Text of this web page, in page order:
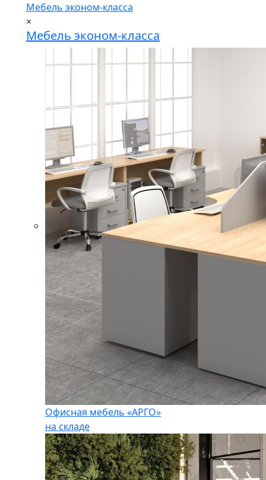
Мебель эконом-класса
×
Мебель эконом-класса
Офисная мебель «АРГО»
на складе